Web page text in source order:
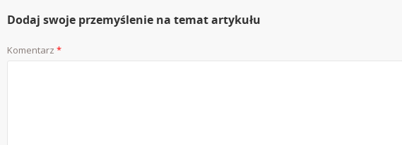
Dodaj swoje przemyślenie na temat artykułu
Komentarz *